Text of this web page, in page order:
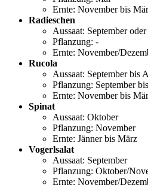
Ernte: November bis
Radieschen
Aussaat: September oder
Pflanzung: -
Ernte: November/
Rucola
Aussaat: September bis
Pflanzung: September
Ernte: November bis
Spinat
Aussaat: Oktober
Pflanzung: November
Ernte: Jänner bis März
Vogerlsalat
Aussaat: September
Pflanzung: Oktober/
Ernte: November/